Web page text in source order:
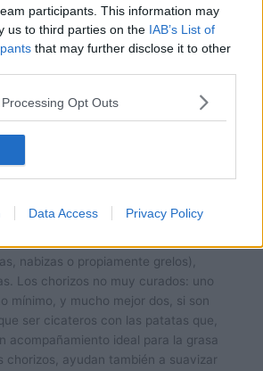
participants. This information may
us to third parties on the IAB’s List of
that may further disclose it to other
Opt Outs
Data Access Privacy Policy
variante de ningún outro. Solamente
olla, el agua y la sal (esta última
España no gallega, no conozco
pueda que los haya) que no
sin embargo, en Galicia tenemos
con Grelos’ que sólo lleva el
carne de cerdo y que reina en la
nabizas o propiamente grelos),
Los chorizos no muy curados: uno
mínimo, y mucho mejor dos, si son
ser cicateros con las patatas que,
acompañamiento ideal para la grasa
chorizos, ayudan también a suavizar